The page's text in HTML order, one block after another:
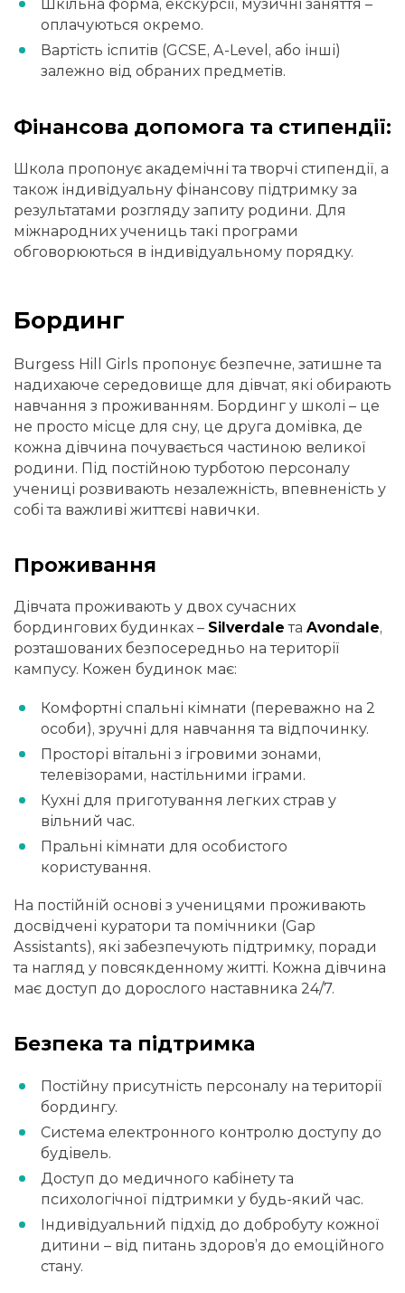
Шкільна форма, екскурсії, музичні заняття –
оплачуються окремо.
Вартість іспитів (GCSE, A-Level, або інші)
залежно від обраних предметів.
Фінансова допомога та стипендії:
Школа пропонує академічні та творчі стипендії, а
також індивідуальну фінансову підтримку за
результатами розгляду запиту родини. Для
міжнародних учениць такі програми
обговорюються в індивідуальному порядку.
Бординг
Burgess Hill Girls пропонує безпечне, затишне та
надихаюче середовище для дівчат, які обирають
навчання з проживанням. Бординг у школі – це
не просто місце для сну, це друга домівка, де
кожна дівчина почувається частиною великої
родини. Під постійною турботою персоналу
учениці розвивають незалежність, впевненість у
собі та важливі життєві навички.
Проживання
Дівчата проживають у двох сучасних
бордингових будинках – Silverdale та Avondale,
розташованих безпосередньо на території
кампусу. Кожен будинок має:
Комфортні спальні кімнати (переважно на 2
особи), зручні для навчання та відпочинку.
Просторі вітальні з ігровими зонами,
телевізорами, настільними іграми.
Кухні для приготування легких страв у
вільний час.
Пральні кімнати для особистого
користування.
На постійній основі з ученицями проживають
досвідчені куратори та помічники (Gap
Assistants), які забезпечують підтримку, поради
та нагляд у повсякденному житті. Кожна дівчина
має доступ до дорослого наставника 24/7.
Безпека та підтримка
Постійну присутність персоналу на території
бордингу.
Система електронного контролю доступу до
будівель.
Доступ до медичного кабінету та
психологічної підтримки у будь-який час.
Індивідуальний підхід до добробуту кожної
дитини – від питань здоров’я до емоційного
стану.